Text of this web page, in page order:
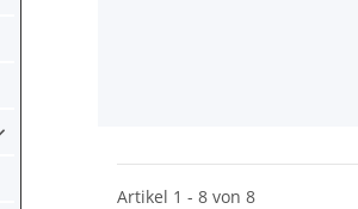
Artikel 1 - 8 von 8